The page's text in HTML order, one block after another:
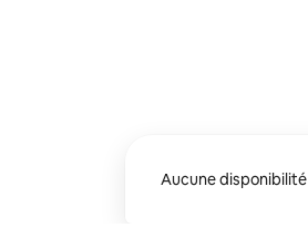
Aucune disponibilité